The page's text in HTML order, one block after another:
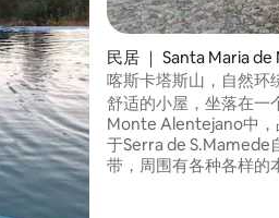
民居 ｜ Santa Maria de
o
喀斯卡塔斯山，自然环
舒适的小屋，坐落在一
Monte Alentejano中，占
于Serra de S.Mamede
带，周围有各种各样的